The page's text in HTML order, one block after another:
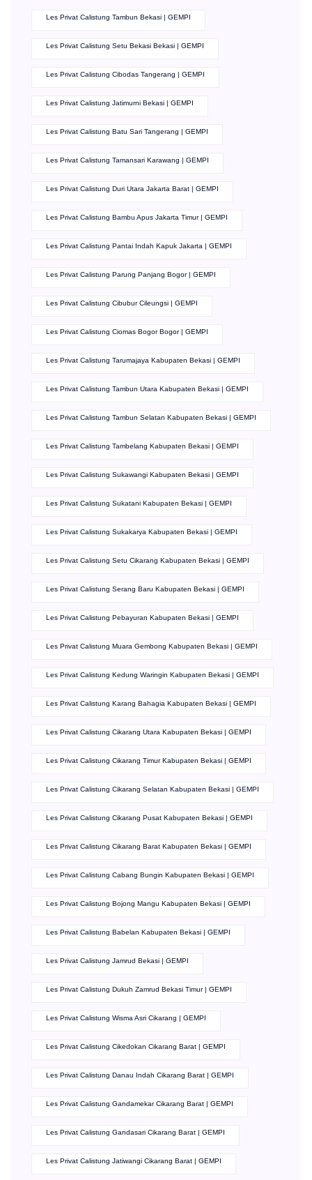
Les Privat Calistung Tambun Bekasi | GEMPI
Les Privat Calistung Setu Bekasi Bekasi | GEMPI
Les Privat Calistung Cibodas Tangerang | GEMPI
Les Privat Calistung Jatimurni Bekasi | GEMPI
Les Privat Calistung Batu Sari Tangerang | GEMPI
Les Privat Calistung Tamansari Karawang | GEMPI
Les Privat Calistung Duri Utara Jakarta Barat | GEMPI
Les Privat Calistung Bambu Apus Jakarta Timur | GEMPI
Les Privat Calistung Pantai Indah Kapuk Jakarta | GEMPI
Les Privat Calistung Parung Panjang Bogor | GEMPI
Les Privat Calistung Cibubur Cileungsi | GEMPI
Les Privat Calistung Ciomas Bogor Bogor | GEMPI
Les Privat Calistung Tarumajaya Kabupaten Bekasi | GEMPI
Les Privat Calistung Tambun Utara Kabupaten Bekasi | GEMPI
Les Privat Calistung Tambun Selatan Kabupaten Bekasi | GEMPI
Les Privat Calistung Tambelang Kabupaten Bekasi | GEMPI
Les Privat Calistung Sukawangi Kabupaten Bekasi | GEMPI
Les Privat Calistung Sukatani Kabupaten Bekasi | GEMPI
Les Privat Calistung Sukakarya Kabupaten Bekasi | GEMPI
Les Privat Calistung Setu Cikarang Kabupaten Bekasi | GEMPI
Les Privat Calistung Serang Baru Kabupaten Bekasi | GEMPI
Les Privat Calistung Pebayuran Kabupaten Bekasi | GEMPI
Les Privat Calistung Muara Gembong Kabupaten Bekasi | GEMPI
Les Privat Calistung Kedung Waringin Kabupaten Bekasi | GEMPI
Les Privat Calistung Karang Bahagia Kabupaten Bekasi | GEMPI
Les Privat Calistung Cikarang Utara Kabupaten Bekasi | GEMPI
Les Privat Calistung Cikarang Timur Kabupaten Bekasi | GEMPI
Les Privat Calistung Cikarang Selatan Kabupaten Bekasi | GEMPI
Les Privat Calistung Cikarang Pusat Kabupaten Bekasi | GEMPI
Les Privat Calistung Cikarang Barat Kabupaten Bekasi | GEMPI
Les Privat Calistung Cabang Bungin Kabupaten Bekasi | GEMPI
Les Privat Calistung Bojong Mangu Kabupaten Bekasi | GEMPI
Les Privat Calistung Babelan Kabupaten Bekasi | GEMPI
Les Privat Calistung Jamrud Bekasi | GEMPI
Les Privat Calistung Dukuh Zamrud Bekasi Timur | GEMPI
Les Privat Calistung Wisma Asri Cikarang | GEMPI
Les Privat Calistung Cikedokan Cikarang Barat | GEMPI
Les Privat Calistung Danau Indah Cikarang Barat | GEMPI
Les Privat Calistung Gandamekar Cikarang Barat | GEMPI
Les Privat Calistung Gandasari Cikarang Barat | GEMPI
Les Privat Calistung Jatiwangi Cikarang Barat | GEMPI